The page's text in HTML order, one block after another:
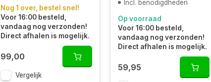
Nog 1 over, bestel snel!
Voor 16:00 besteld,
vandaag nog verzonden!
Direct afhalen is mogelijk.
99,00
Vergelijk
Incl. benodigdheden
Op voorraad
Voor 16:00 besteld,
vandaag nog verzonden!
Direct afhalen is mogelijk.
59,95